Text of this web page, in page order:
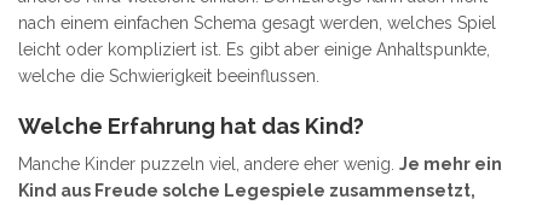
nach einem einfachen Schema gesagt werden, welches Spiel
leicht oder kompliziert ist. Es gibt aber einige Anhaltspunkte,
welche die Schwierigkeit beeinflussen.
Welche Erfahrung hat das Kind?
Manche Kinder puzzeln viel, andere eher wenig. Je mehr ein
Kind aus Freude solche Legespiele zusammensetzt,